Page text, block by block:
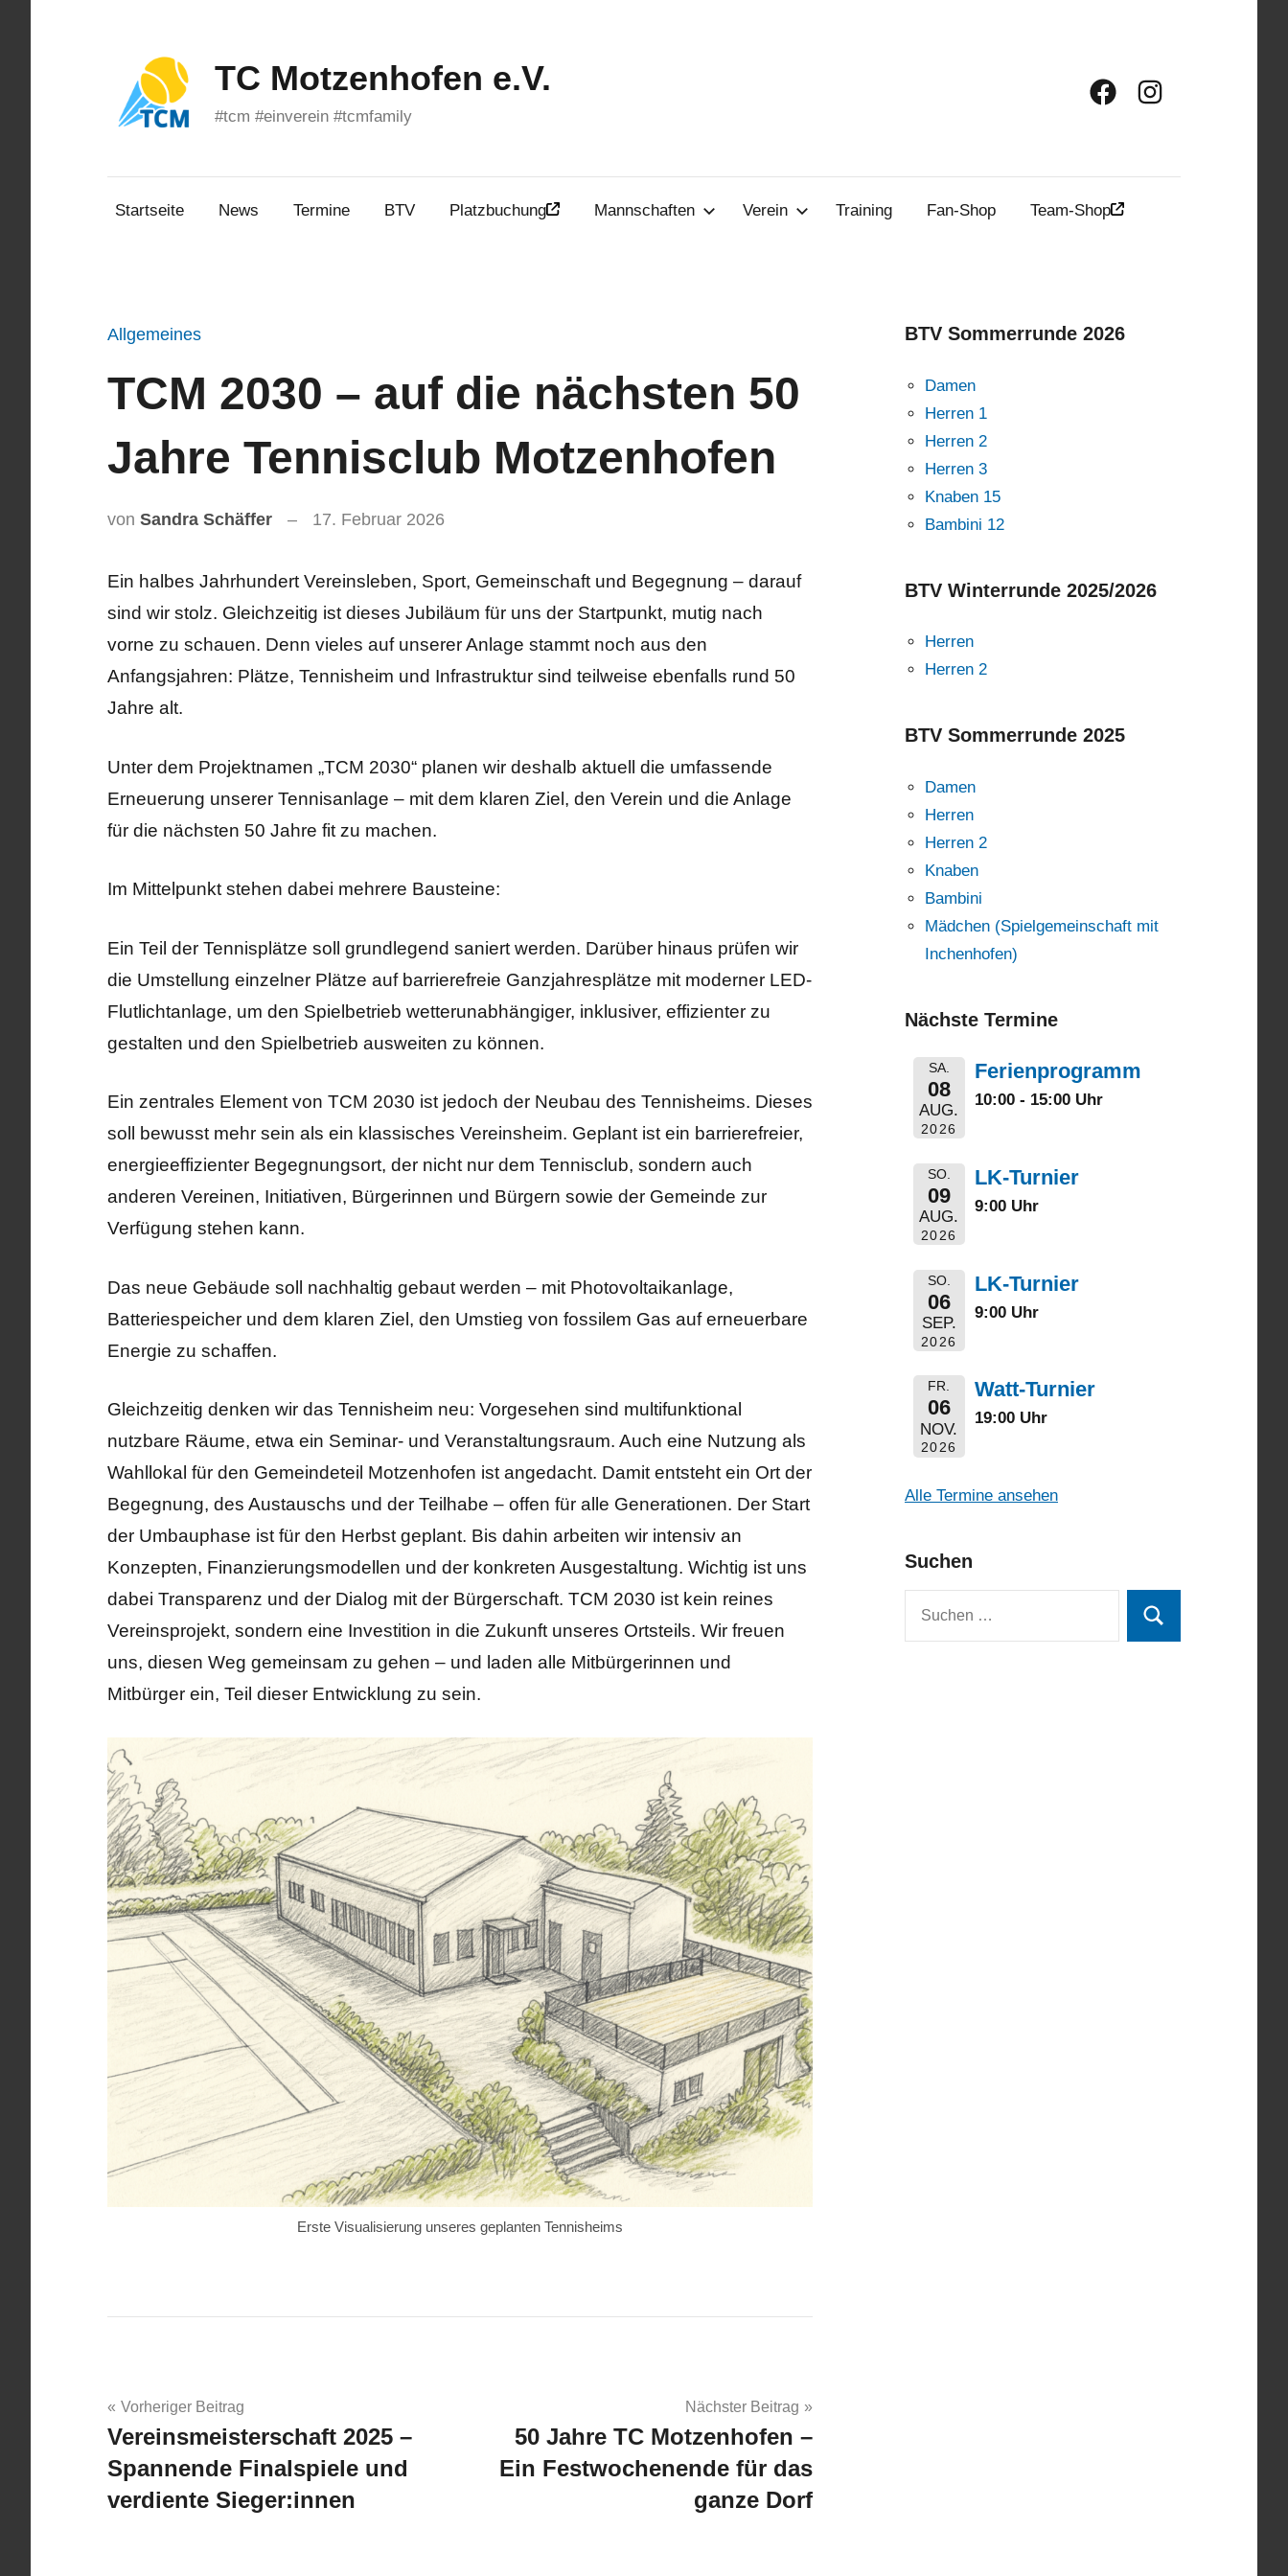
TC Motzenhofen e.V.
#tcm #einverein #tcmfamily
FacebookInstagram
Startseite News Termine BTV Platzbuchung Mannschaften Verein Training Fan-Shop Team-Shop
Allgemeines
TCM 2030 – auf die nächsten 50
Jahre Tennisclub Motzenhofen
von Sandra Schäffer 17. Februar 2026
Ein halbes Jahrhundert Vereinsleben, Sport, Gemeinschaft und Begegnung – darauf
sind wir stolz. Gleichzeitig ist dieses Jubiläum für uns der Startpunkt, mutig nach
vorne zu schauen. Denn vieles auf unserer Anlage stammt noch aus den
Anfangsjahren: Plätze, Tennisheim und Infrastruktur sind teilweise ebenfalls rund 50
Jahre alt.
Unter dem Projektnamen „TCM 2030“ planen wir deshalb aktuell die umfassende
Erneuerung unserer Tennisanlage – mit dem klaren Ziel, den Verein und die Anlage
für die nächsten 50 Jahre fit zu machen.
Im Mittelpunkt stehen dabei mehrere Bausteine:
Ein Teil der Tennisplätze soll grundlegend saniert werden. Darüber hinaus prüfen wir
die Umstellung einzelner Plätze auf barrierefreie Ganzjahresplätze mit moderner LED-
Flutlichtanlage, um den Spielbetrieb wetterunabhängiger, inklusiver, effizienter zu
gestalten und den Spielbetrieb ausweiten zu können.
Ein zentrales Element von TCM 2030 ist jedoch der Neubau des Tennisheims. Dieses
soll bewusst mehr sein als ein klassisches Vereinsheim. Geplant ist ein barrierefreier,
energieeffizienter Begegnungsort, der nicht nur dem Tennisclub, sondern auch
anderen Vereinen, Initiativen, Bürgerinnen und Bürgern sowie der Gemeinde zur
Verfügung stehen kann.
Das neue Gebäude soll nachhaltig gebaut werden – mit Photovoltaikanlage,
Batteriespeicher und dem klaren Ziel, den Umstieg von fossilem Gas auf erneuerbare
Energie zu schaffen.
Gleichzeitig denken wir das Tennisheim neu: Vorgesehen sind multifunktional
nutzbare Räume, etwa ein Seminar- und Veranstaltungsraum. Auch eine Nutzung als
Wahllokal für den Gemeindeteil Motzenhofen ist angedacht. Damit entsteht ein Ort der
Begegnung, des Austauschs und der Teilhabe – offen für alle Generationen. Der Start
der Umbauphase ist für den Herbst geplant. Bis dahin arbeiten wir intensiv an
Konzepten, Finanzierungsmodellen und der konkreten Ausgestaltung. Wichtig ist uns
dabei Transparenz und der Dialog mit der Bürgerschaft. TCM 2030 ist kein reines
Vereinsprojekt, sondern eine Investition in die Zukunft unseres Ortsteils. Wir freuen
uns, diesen Weg gemeinsam zu gehen – und laden alle Mitbürgerinnen und
Mitbürger ein, Teil dieser Entwicklung zu sein.
Erste Visualisierung unseres geplanten Tennisheims
Beitragsnavigation
Vorheriger Beitrag
Vereinsmeisterschaft 2025 –
Spannende Finalspiele und
verdiente Sieger:innen
Nächster Beitrag
50 Jahre TC Motzenhofen –
Ein Festwochenende für das
ganze Dorf
BTV Sommerrunde 2026
Damen
Herren 1
Herren 2
Herren 3
Knaben 15
Bambini 12
BTV Winterrunde 2025/2026
Herren
Herren 2
BTV Sommerrunde 2025
Damen
Herren
Herren 2
Knaben
Bambini
Mädchen (Spielgemeinschaft mit
Inchenhofen)
Nächste Termine
SA.
08
AUG.
2026
Ferienprogramm
10:00 - 15:00 Uhr
SO.
09
AUG.
2026
LK-Turnier
9:00 Uhr
SO.
06
SEP.
2026
LK-Turnier
9:00 Uhr
FR.
06
NOV.
2026
Watt-Turnier
19:00 Uhr
Alle Termine ansehen
Suchen
Suchen